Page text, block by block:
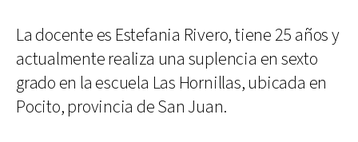
La docente es Estefania Rivero, tiene 25 años y
actualmente realiza una suplencia en sexto
grado en la escuela Las Hornillas, ubicada en
Pocito, provincia de San Juan.